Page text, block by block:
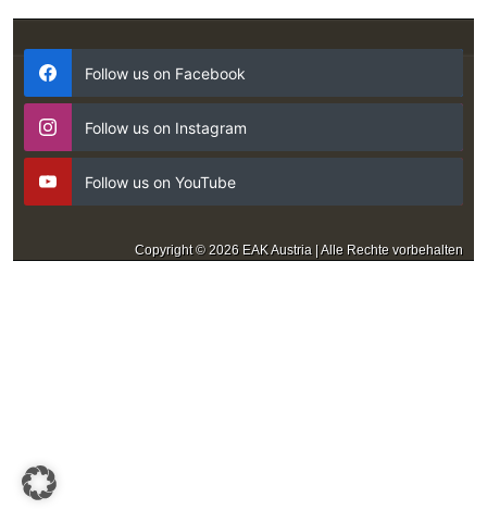
Follow us on Facebook
Follow us on Instagram
Follow us on YouTube
Copyright © 2026 EAK Austria | Alle Rechte vorbehalten